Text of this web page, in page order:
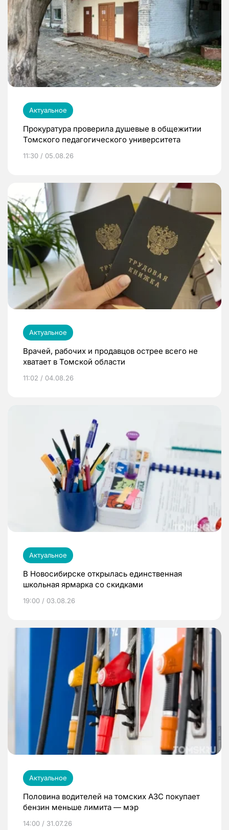
Актуальное
Прокуратура проверила душевые в общежитии
Томского педагогического университета
11:30 / 05.08.26
Актуальное
Врачей, рабочих и продавцов острее всего не
хватает в Томской области
11:02 / 04.08.26
Актуальное
В Новосибирске открылась единственная
школьная ярмарка со скидками
19:00 / 03.08.26
Актуальное
Половина водителей на томских АЗС покупает
бензин меньше лимита — мэр
14:00 / 31.07.26